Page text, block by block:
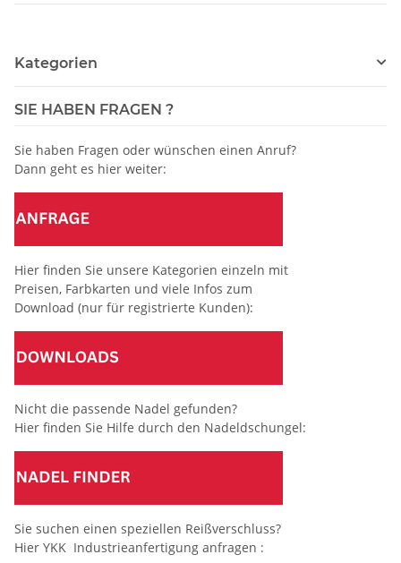
Kategorien
SIE HABEN FRAGEN ?
Sie haben Fragen oder wünschen einen Anruf?
Dann geht es hier weiter:
Hier finden Sie unsere Kategorien einzeln mit
Preisen, Farbkarten und viele Infos zum
Download (nur für registrierte Kunden):
Nicht die passende Nadel gefunden?
Hier finden Sie Hilfe durch den Nadeldschungel:
Sie suchen einen speziellen Reißverschluss?
Hier YKK Industrieanfertigung anfragen :